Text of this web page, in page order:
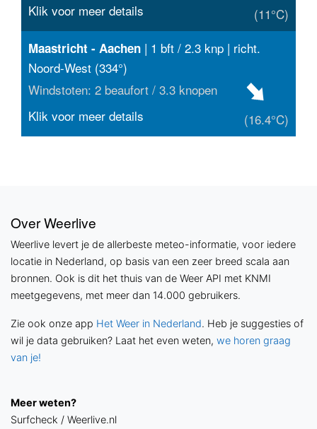
(11°C)
Klik voor meer details
Maastricht - Aachen | 1 bft / 2.3 knp | richt.
Noord-West (334°)
Windstoten: 2 beaufort / 3.3 knopen
(16.4°C)
Klik voor meer details
Over Weerlive
Weerlive levert je de allerbeste meteo-informatie, voor iedere
locatie in Nederland, op basis van een zeer breed scala aan
bronnen. Ook is dit het thuis van de Weer API met KNMI
meetgegevens, met meer dan 14.000 gebruikers.
Zie ook onze app Het Weer in Nederland. Heb je suggesties of
wil je data gebruiken? Laat het even weten, we horen graag
van je!
Meer weten?
Surfcheck / Weerlive.nl